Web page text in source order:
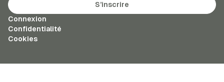
S’inscrire
Connexion
Confidentialité
Cookies